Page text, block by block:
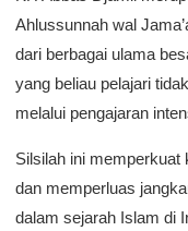
Ahlussunnah wal
dari berbagai ulama
yang beliau pelajari
melalui pengajaran
Silsilah ini memperkuat
dan memperluas
dalam sejarah Islam di